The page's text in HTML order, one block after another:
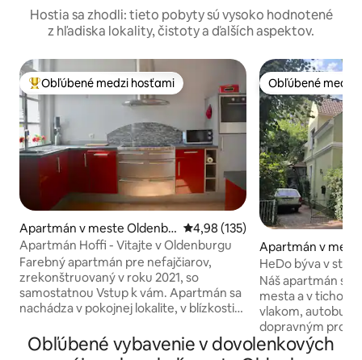
Hostia sa zhodli: tieto pobyty sú vysoko hodnotené
z hľadiska lokality, čistoty a ďalších aspektov.
Najobľúbenejšie medzi hosťami
Obľúbené medzi hosťami
Apartmán v meste Oldenbu
rg
Priemerné ohodnotenie 4,98 z
4,98 (135)
Apartmán Hoffi - Vitajte v Oldenburgu
Farebný apartmán pre nefajčiarov,
zrekonštruovaný v roku 2021, so
samostatnou Vstup k vám. Apartmán sa
nachádza v pokojnej lokalite, v blízkosti
sa dostanete pešo asi za 15 minút alebo
môžete prejsť 2 minúty na autobusovú
Obľúbené medzi
Obľúbené medzi
Apartmán v
rg
HeDo býva v
Náš apartmán sa
mesta a v
vlakom,
dopravným
m do centra
Obľúbené vybavenie v dovolenkových